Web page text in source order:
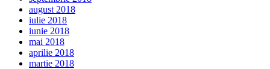
august 2018
iulie 2018
iunie 2018
mai 2018
aprilie 2018
martie 2018